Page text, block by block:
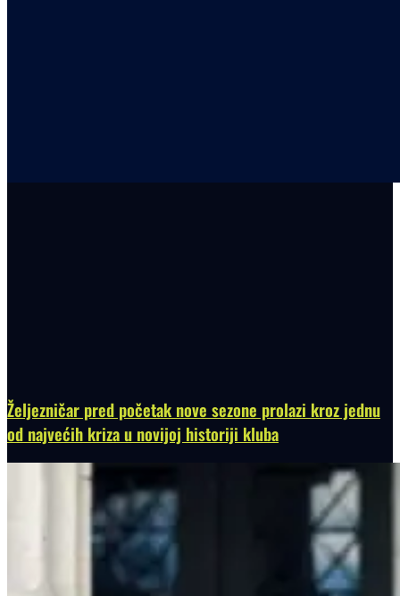
Željezničar pred početak nove sezone prolazi kroz jednu
od najvećih kriza u novijoj historiji kluba